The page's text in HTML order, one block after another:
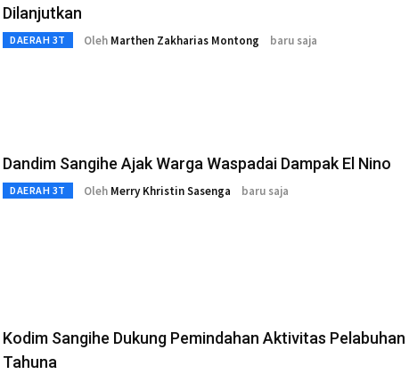
Dilanjutkan
DAERAH 3T Oleh Marthen Zakharias Montong baru saja
Dandim Sangihe Ajak Warga Waspadai Dampak El Nino
DAERAH 3T Oleh Merry Khristin Sasenga baru saja
Kodim Sangihe Dukung Pemindahan Aktivitas Pelabuhan
Tahuna